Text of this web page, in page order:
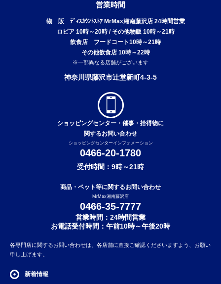
営業時間
物 販 ﾃﾞｨｽｶｳﾝﾄｽﾄｱ MrMax湘南藤沢店 24時間営業
ロピア 10時～20時 / その他物販 10時～21時
飲食店 フードコート10時～21時
その他飲食店 10時～22時
※一部異なる店舗がございます
神奈川県藤沢市辻堂新町4-3-5
ショッピングセンター・催事・拾得物に
関するお問い合わせ
ショッピングセンターインフォメーション
0466-20-1780
受付時間：9時～21時
商品・ペット等に関するお問い合わせ
MrMax湘南藤沢店
0466-35-7777
営業時間：24時間営業
お電話受付時間：午前10時～午後20時
各専門店に関するお問い合わせは、各店舗に直接ご確認くださいますよう、お願い
申し上げます。
新着情報